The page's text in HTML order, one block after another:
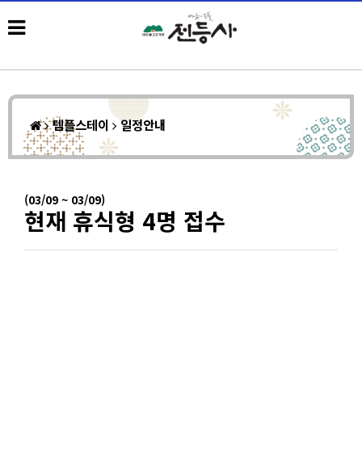
템플스테이 일정안내
(03/09 ~ 03/09)
현재 휴식형 4명 접수